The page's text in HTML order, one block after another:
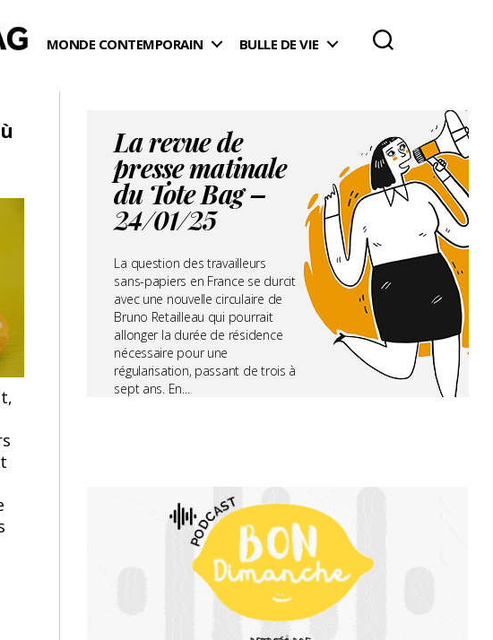
MONDE CONTEMPORAIN BULLE DE VIE
La revue de
presse matinale
du Tote Bag –
24/01/25
La question des travailleurs
sans-papiers en France se durcit
avec une nouvelle circulaire de
Bruno Retailleau qui pourrait
allonger la durée de résidence
nécessaire pour une
régularisation, passant de trois à
sept ans. En...